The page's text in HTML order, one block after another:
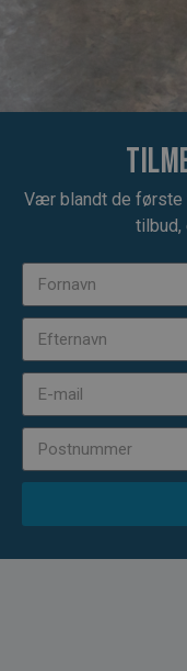
Vær blandt de første
tilbud,